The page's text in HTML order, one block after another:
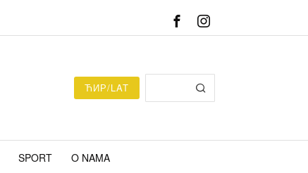
ЋИР/LAT
SPORT O NAMA